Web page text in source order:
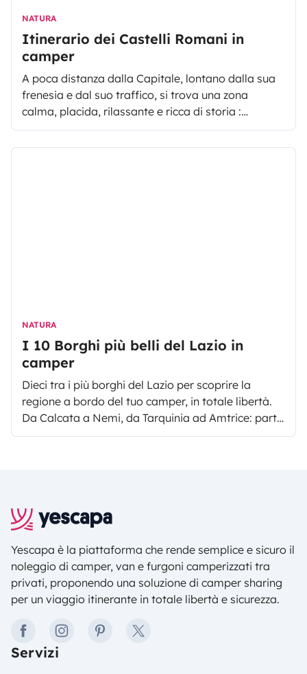
NATURA
Itinerario dei Castelli Romani in
camper
A poca distanza dalla Capitale, lontano dalla sua
frenesia e dal suo traffico, si trova una zona
calma, placida, rilassante e ricca di storia :
parliamo dei Castelli Romani, situati sui colli albani
a sud-est di Roma. Perfetti per un viaggio on the
NATURA
I 10 Borghi più belli del Lazio in
camper
Dieci tra i più borghi del Lazio per scoprire la
regione a bordo del tuo camper, in totale libertà.
Da Calcata a Nemi, da Tarquinia ad Amtrice: parti
all'avventura con noi!
Yescapa è la piattaforma che rende semplice e sicuro il
noleggio di camper, van e furgoni camperizzati tra
privati, proponendo una soluzione di camper sharing
per un viaggio itinerante in totale libertà e sicurezza.
facebookinstagrampinteresttwitter
Servizi